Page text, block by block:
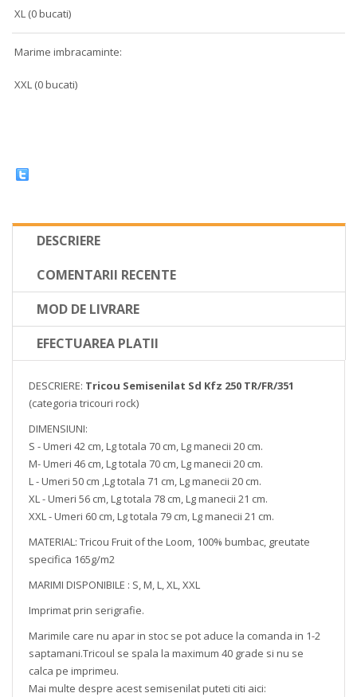
XL (0 bucati)
Marime imbracaminte:
XXL (0 bucati)
DESCRIERE
COMENTARII RECENTE
MOD DE LIVRARE
EFECTUAREA PLATII
DESCRIERE: Tricou Semisenilat Sd Kfz 250 TR/FR/351
(categoria tricouri rock)
DIMENSIUNI:
S - Umeri 42 cm, Lg totala 70 cm, Lg manecii 20 cm.
M- Umeri 46 cm, Lg totala 70 cm, Lg manecii 20 cm.
L - Umeri 50 cm ,Lg totala 71 cm, Lg manecii 20 cm.
XL - Umeri 56 cm, Lg totala 78 cm, Lg manecii 21 cm.
XXL - Umeri 60 cm, Lg totala 79 cm, Lg manecii 21 cm.
MATERIAL: Tricou Fruit of the Loom, 100% bumbac, greutate
specifica 165g/m2
MARIMI DISPONIBILE : S, M, L, XL, XXL
Imprimat prin serigrafie.
Marimile care nu apar in stoc se pot aduce la comanda in 1-2
saptamani.Tricoul se spala la maximum 40 grade si nu se
calca pe imprimeu.
Mai multe despre acest semisenilat puteti citi aici: